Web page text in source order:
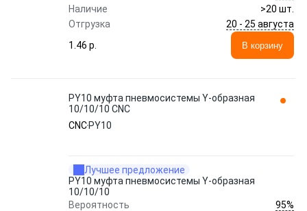
Наличие
>20 шт.
Отгрузка
20 - 25 августа
1.46 p.
В корзину
PY10 муфта пневмосистемы Y-образная
10/10/10 CNC
CNC PY10
Лучшее предложение
PY10 муфта пневмосистемы Y-образная
10/10/10
Вероятность
95%